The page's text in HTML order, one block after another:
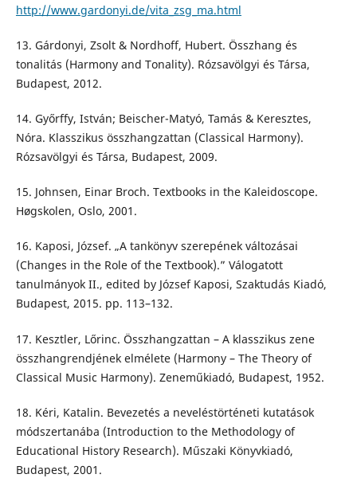
http://www.gardonyi.de/vita_zsg_ma.html
13. Gárdonyi, Zsolt & Nordhoff, Hubert. Összhang és
tonalitás (Harmony and Tonality). Rózsavölgyi és Társa,
Budapest, 2012.
14. Győrffy, István; Beischer-Matyó, Tamás & Keresztes,
Nóra. Klasszikus összhangzattan (Classical Harmony).
Rózsavölgyi és Társa, Budapest, 2009.
15. Johnsen, Einar Broch. Textbooks in the Kaleidoscope.
Høgskolen, Oslo, 2001.
16. Kaposi, József. „A tankönyv szerepének változásai
(Changes in the Role of the Textbook).” Válogatott
tanulmányok II., edited by József Kaposi, Szaktudás Kiadó,
Budapest, 2015. pp. 113–132.
17. Kesztler, Lőrinc. Összhangzattan – A klasszikus zene
összhangrendjének elmélete (Harmony – The Theory of
Classical Music Harmony). Zeneműkiadó, Budapest, 1952.
18. Kéri, Katalin. Bevezetés a neveléstörténeti kutatások
módszertanába (Introduction to the Methodology of
Educational History Research). Műszaki Könyvkiadó,
Budapest, 2001.